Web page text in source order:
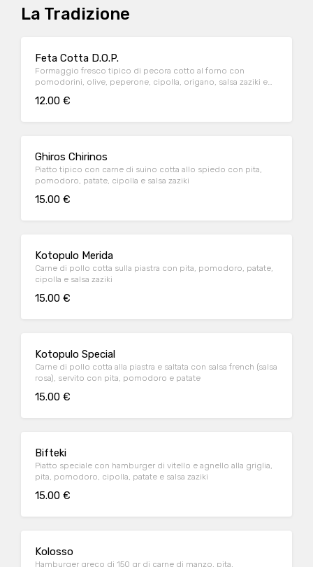
La Tradizione
Feta Cotta D.O.P.
Formaggio fresco tipico di pecora cotto al forno con
pomodorini, olive, peperone, cipolla, origano, salsa zaziki e
12.00 €
Ghiros Chirinos
Piatto tipico con carne di suino cotta allo spiedo con pita,
pomodoro, patate, cipolla e salsa zaziki
15.00 €
Kotopulo Merida
Carne di pollo cotta sulla piastra con pita, pomodoro, patate,
cipolla e salsa zaziki
15.00 €
Kotopulo Special
Carne di pollo cotta alla piastra e saltata con salsa french (salsa
rosa), servito con pita, pomodoro e patate
15.00 €
Bifteki
Piatto speciale con hamburger di vitello e agnello alla griglia,
pita, pomodoro, cipolla, patate e salsa zaziki
15.00 €
Kolosso
Hamburger greco di 150 gr di carne di manzo, pita,